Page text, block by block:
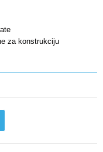
za konstrukciju